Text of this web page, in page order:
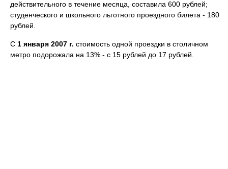
действительного в течение месяца, составила 600 рублей;
студенческого и школьного льготного проездного билета - 180
рублей.
С 1 января 2007 г. стоимость одной проездки в столичном
метро подорожала на 13% - с 15 рублей до 17 рублей.